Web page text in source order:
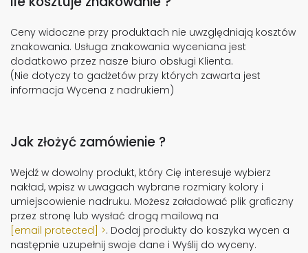
Ceny widoczne przy produktach nie uwzględniają kosztów
znakowania. Usługa znakowania wyceniana jest
dodatkowo przez nasze biuro obsługi Klienta.
(Nie dotyczy to gadżetów przy których zawarta jest
informacja Wycena z nadrukiem)
Jak złożyć zamówienie ?
Wejdź w dowolny produkt, który Cię interesuje wybierz
nakład, wpisz w uwagach wybrane rozmiary kolory i
umiejscowienie nadruku. Możesz załadować plik graficzny
przez stronę lub wysłać drogą mailową na
[email protected]
. Dodaj produkty do koszyka wycen a
następnie uzupełnij swoje dane i Wyślij do wyceny.